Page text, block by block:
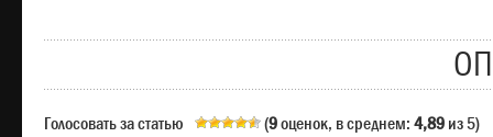
Голосовать за статью (9оценок, в среднем: 4,89 из 5)